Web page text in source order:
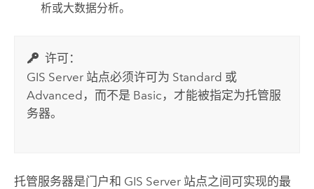
析或大数据分析。
许可：
GIS Server 站点必须许可为 Standard 或
Advanced，而不是 Basic，才能被指定为托管服
务器。
托管服务器是门户和 GIS Server站点之间可实现的最